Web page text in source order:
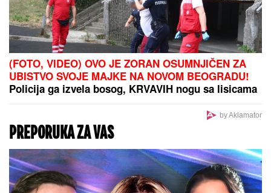
(FOTO, VIDEO) OVO JE ZORAN OSUMNJIČEN ZA
UBISTVO SVOJE MAJKE NA NOVOM BEOGRADU!
Policija ga izvela bosog, KRVAVIH nogu sa lisicama
by Aklamator
PREPORUKA ZA VAS